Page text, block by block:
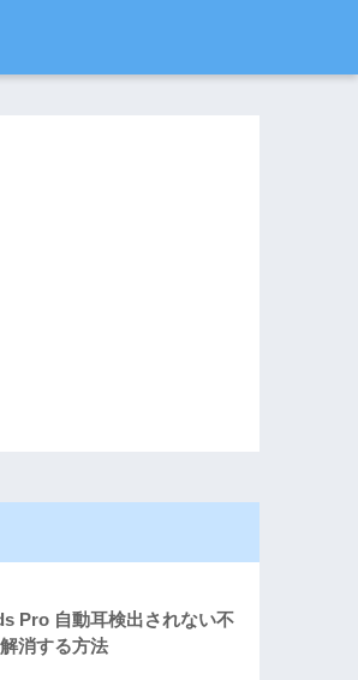
Pro 自動耳検出されない不
消する方法